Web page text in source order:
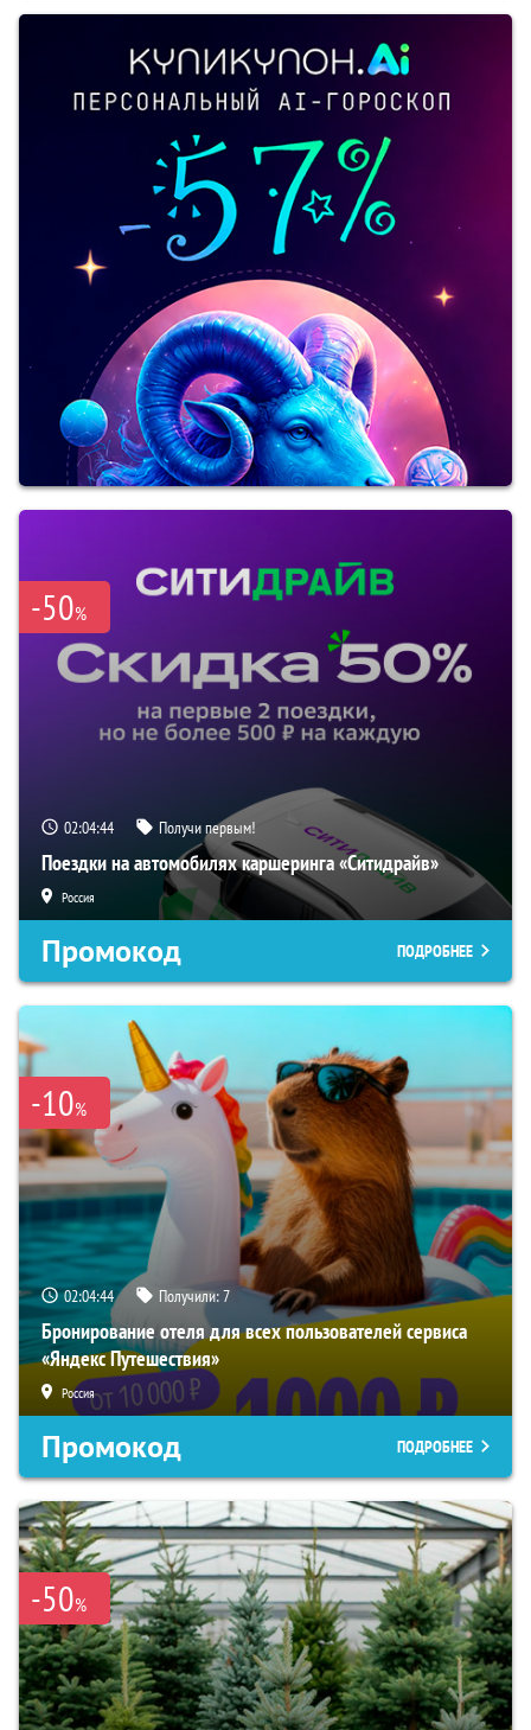
-50%
02:04:43 Получи первым!
Поездки на автомобилях каршеринга «Ситидрайв»
Россия
Промокод ПОДРОБНЕЕ
-10%
02:04:43 Получили:7
Бронирование отеля для всех пользователей сервиса
«Яндекс Путешествия»
Россия
Промокод ПОДРОБНЕЕ
-50%